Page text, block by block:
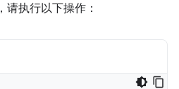
，请执行以下操作：